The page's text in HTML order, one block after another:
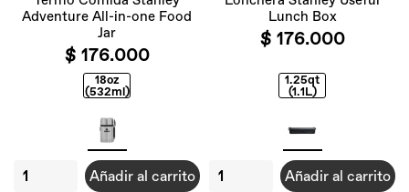
Adventure All-in-one Food
Jar
$ 176.000
18oz
(532ml)
Añadir al carrito
Lunch Box
$ 176.000
1.25qt
(1.1L)
Añadir al carrito